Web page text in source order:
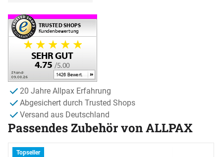
20 Jahre Allpax Erfahrung
Abgesichert durch Trusted Shops
Versand aus Deutschland
Passendes Zubehör von ALLPAX
Zubehör überspringen
Topseller